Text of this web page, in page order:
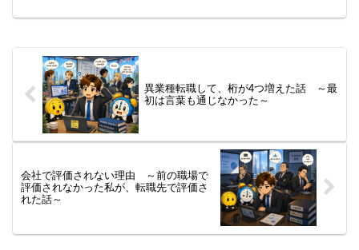
異業種転職して、桁が4つ増えた話 ～最
初は言葉も通じなかった～
会社で評価されない理由 ～前の職場で
評価されなかった私が、転職先で評価さ
れた話～